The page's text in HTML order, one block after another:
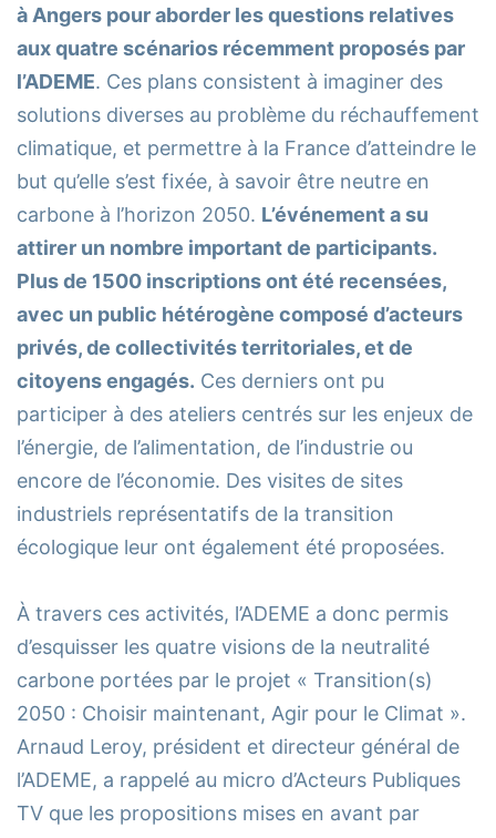
à Angers pour aborder les questions relatives
aux quatre scénarios récemment proposés par
l’ADEME. Ces plans consistent à imaginer des
solutions diverses au problème du réchauffement
climatique, et permettre à la France d’atteindre le
but qu’elle s’est fixée, à savoir être neutre en
carbone à l’horizon 2050. L’événement a su
attirer un nombre important de participants.
Plus de 1500 inscriptions ont été recensées,
avec un public hétérogène composé d’acteurs
privés, de collectivités territoriales, et de
citoyens engagés. Ces derniers ont pu
participer à des ateliers centrés sur les enjeux de
l’énergie, de l’alimentation, de l’industrie ou
encore de l’économie. Des visites de sites
industriels représentatifs de la transition
écologique leur ont également été proposées.
À travers ces activités, l’ADEME a donc permis
d’esquisser les quatre visions de la neutralité
carbone portées par le projet « Transition(s)
2050 : Choisir maintenant, Agir pour le Climat ».
Arnaud Leroy, président et directeur général de
l’ADEME, a rappelé au micro d’Acteurs Publiques
TV que les propositions mises en avant par